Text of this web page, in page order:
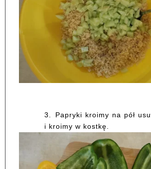
3.
Papryki kroimy na pół
i kroimy w kostkę.